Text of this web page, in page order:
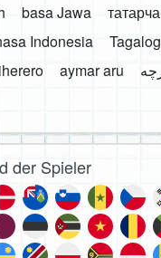
basa Jawa татарча
Indonesia
Tagalog
aymar aru
der Spieler